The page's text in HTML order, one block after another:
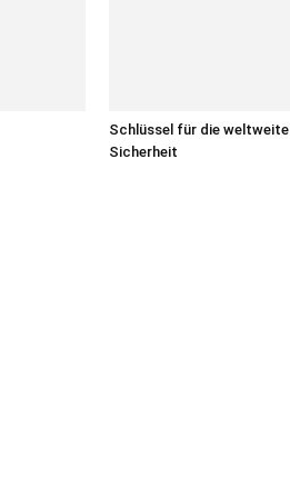
Schlüssel für die weltweite
Sicherheit